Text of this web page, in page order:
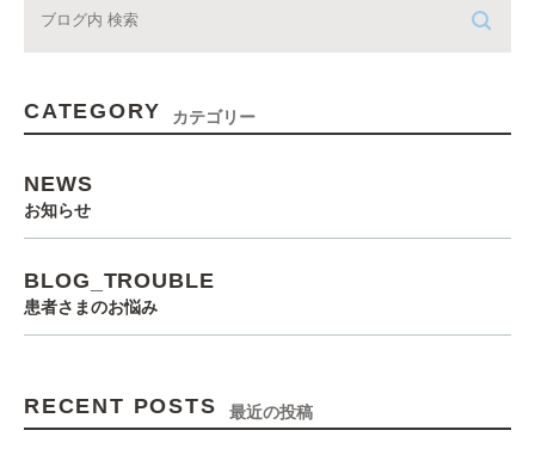
CATEGORY カテゴリー
NEWS
お知らせ
BLOG_TROUBLE
患者さまのお悩み
RECENT POSTS 最近の投稿